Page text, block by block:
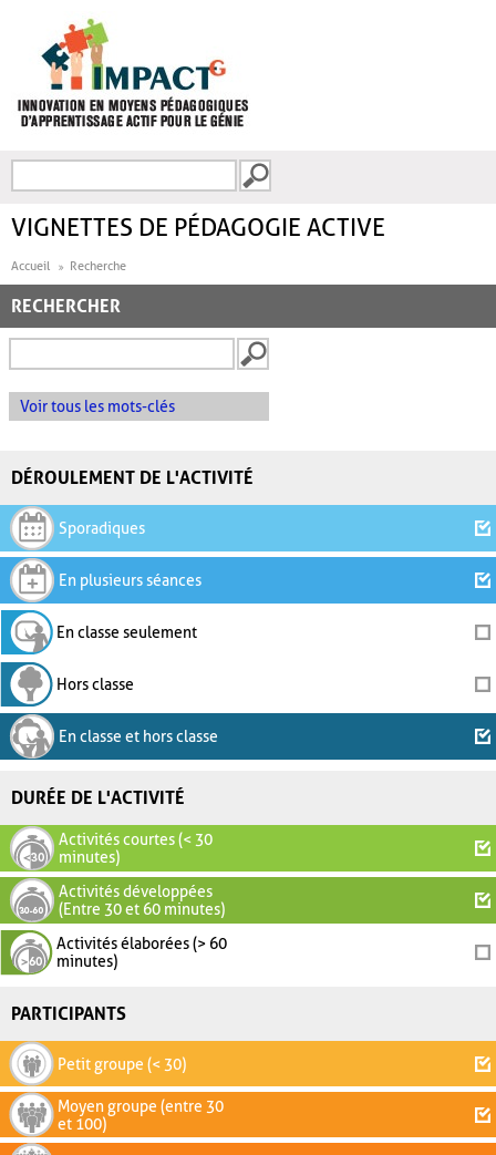
FORMULAIRE DE
VIGNETTES DE PÉDAGOGIE ACTIVE
Accueil Recherche
RECHERCHER
Voir tous les mots-clés
DÉROULEMENT DE L'ACTIVITÉ
Sporadiques
En plusieurs séances
En classe seulement
Hors classe
En classe et hors classe
DURÉE DE L'ACTIVITÉ
Activités courtes (< 30
minutes)
Activités développées
(Entre 30 et 60 minutes)
Activités élaborées (> 60
minutes)
PARTICIPANTS
Petit groupe (< 30)
Moyen groupe (entre 30
et 100)